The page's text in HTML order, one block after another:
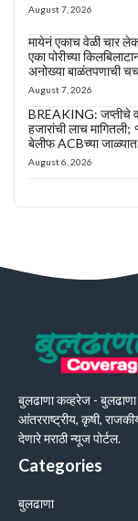
August 7, 2026
मायेनं एकाच वेळी चार
एका पोरीच्या
अनोख्या बाळंतपणाची
August 7, 2026
BREAKING: जप्तीचे
हजारांची लाच
बेलीफ ACBच्या
August 6, 2026
बुलढाणा कव्हरेज - बुलढाणा
आंतरराष्ट्रीय, कृषी,
देणारे मराठी न्यूज पोर्टल.
Categories
बुलढाणा